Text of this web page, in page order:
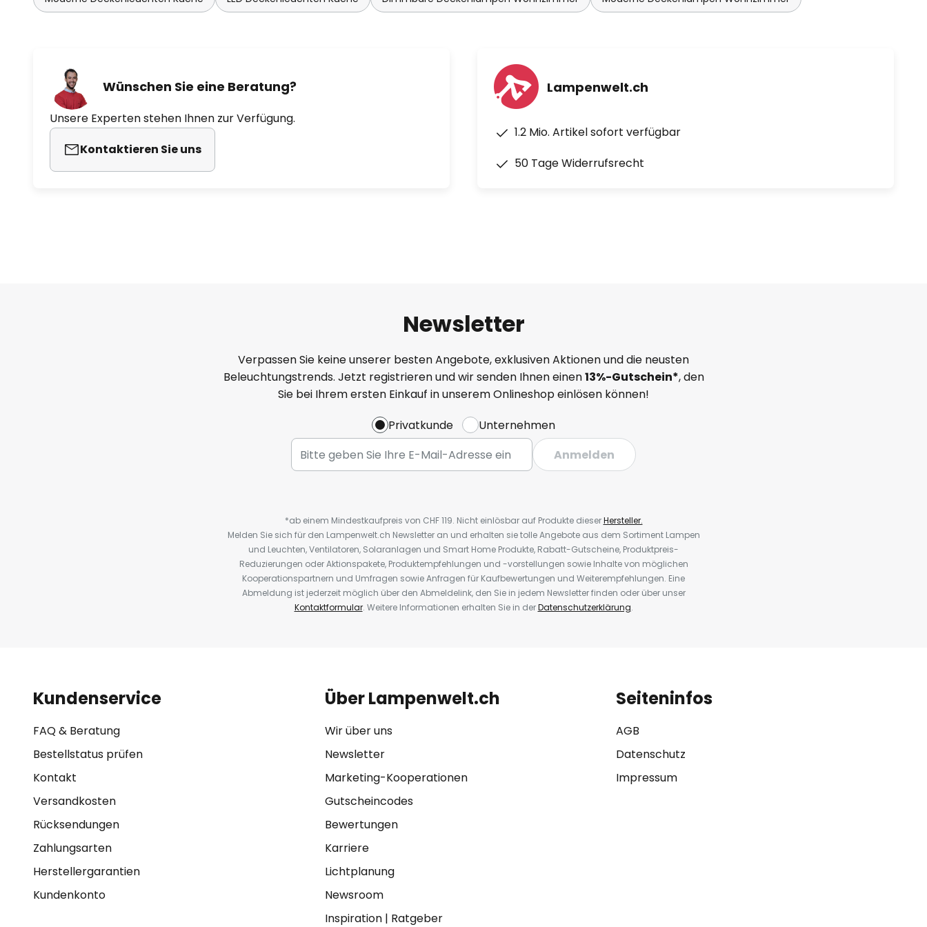
Wünschen Sie eine Beratung?
Unsere Experten stehen Ihnen zur Verfügung.
Kontaktieren Sie uns
Lampenwelt.ch
1.2 Mio. Artikel sofort verfügbar
50 Tage Widerrufsrecht
Newsletter
Verpassen Sie keine unserer besten Angebote, exklusiven Aktionen und die neusten
Beleuchtungstrends. Jetzt registrieren und wir senden Ihnen einen13%-Gutschein*, den
Sie bei Ihrem ersten Einkauf in unserem Onlineshop einlösen können!
Privatkunde
Unternehmen
Anmelden
*ab einem Mindestkaufpreis von CHF 119. Nicht einlösbar auf Produkte dieserHersteller.
Melden Sie sich für den Lampenwelt.ch Newsletter an und erhalten sie tolle Angebote aus dem Sortiment Lampen
und Leuchten, Ventilatoren, Solaranlagen und Smart Home Produkte, Rabatt-Gutscheine, Produktpreis-
Reduzierungen oder Aktionspakete, Produktempfehlungen und -vorstellungen sowie Inhalte von möglichen
Kooperationspartnern und Umfragen sowie Anfragen für Kaufbewertungen und Weiterempfehlungen. Eine
Abmeldung ist jederzeit möglich über den Abmeldelink, den Sie in jedem Newsletter finden oder über unser
Kontaktformular. Weitere Informationen erhalten Sie in derDatenschutzerklärung.
Kundenservice
FAQ & Beratung
Bestellstatus prüfen
Kontakt
Versandkosten
Rücksendungen
Zahlungsarten
Herstellergarantien
Kundenkonto
Über Lampenwelt.ch
Wir über uns
Newsletter
Marketing-Kooperationen
Gutscheincodes
Bewertungen
Karriere
Lichtplanung
Newsroom
Inspiration| Ratgeber
Seiteninfos
AGB
Datenschutz
Impressum